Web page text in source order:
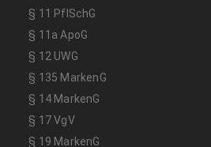
§ 11 PflSchG
§ 11a ApoG
§ 12 UWG
§ 135 MarkenG
§ 14 MarkenG
§ 17 VgV
§ 19 MarkenG